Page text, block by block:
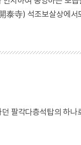
寺) 석조보살상에서
팔각다층석탑의 하